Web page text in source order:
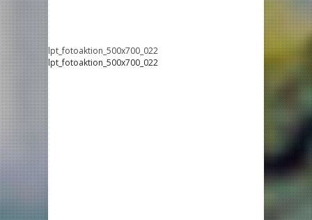
lpt_fotoaktion_500x700_022
lpt_fotoaktion_500x700_022